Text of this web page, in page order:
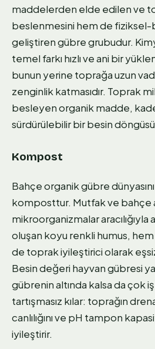
maddelerden elde edilen ve
beslenmesini hem de fiziksel-
geliştiren gübre grubudur.
temel farkı hızlı ve ani bir
bunun yerine toprağa uzun
zenginlik katmasıdır. Toprak
besleyen organik madde,
sürdürülebilir bir besin
Kompost
Bahçe organik gübre
komposttur. Mutfak ve bahçe
mikroorganizmalar aracılığıyla
oluşan koyu renkli humus,
de toprak iyileştirici olarak
Besin değeri hayvan gübresi
gübrenin altında kalsa da çok
tartışmasız kılar: toprağın
canlılığını ve pH tampon
iyileştirir.